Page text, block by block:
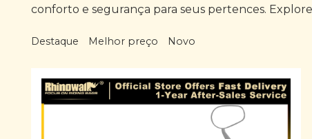
conforto e segurança para seus pertences.
Destaque Melhor preço Novo